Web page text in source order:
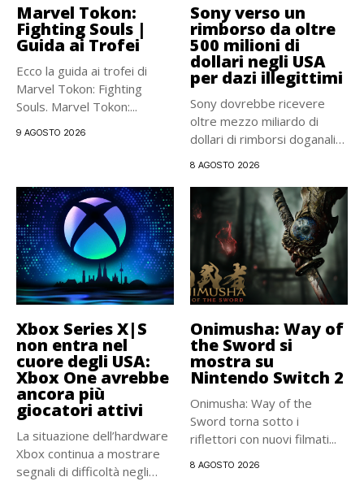
Marvel Tokon:
Fighting Souls |
Guida ai Trofei
Ecco la guida ai trofei di
Marvel Tokon: Fighting
Souls. Marvel Tokon:...
9 AGOSTO 2026
Sony verso un
rimborso da oltre
500 milioni di
dollari negli USA
per dazi illegittimi
Sony dovrebbe ricevere
oltre mezzo miliardo di
dollari di rimborsi doganali
8 AGOSTO 2026
Xbox Series X|S
non entra nel
cuore degli USA:
Xbox One avrebbe
ancora più
giocatori attivi
La situazione dell’hardware
Xbox continua a mostrare
segnali di difficoltà negli
Onimusha: Way of
the Sword si
mostra su
Nintendo Switch 2
Onimusha: Way of the
Sword torna sotto i
riflettori con nuovi filmati...
8 AGOSTO 2026